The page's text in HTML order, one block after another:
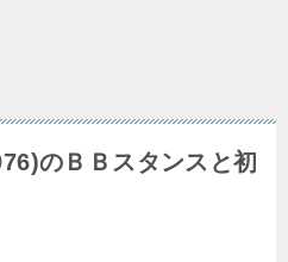
のＢＢスタンスと初